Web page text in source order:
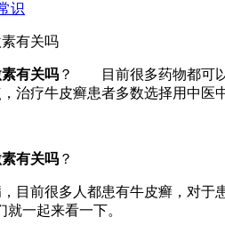
识
有关吗
有关吗 ？ 目前很多药物都可以
治疗牛皮癣患者多数选择用中医
有关吗 ？
前很多人都患有牛皮癣，对于
一起来看一下。